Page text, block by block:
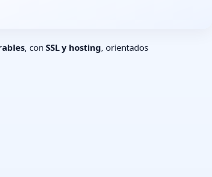
, con SSL y hosting, orientados